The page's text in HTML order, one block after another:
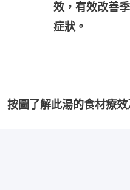
效，有效改善
症狀。
按圖了解此湯的食材療效